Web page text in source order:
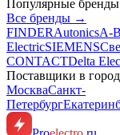
Популярные бренды
Все бренды →
FINDERAutonicsA-
ElectricSIEMENS
CONTACTDelta
Поставщики в
МоскваСанкт-
Петербург